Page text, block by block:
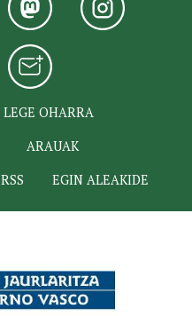
LEGE OHARRA
ARAUAK
RSS EGIN ALEAKIDE